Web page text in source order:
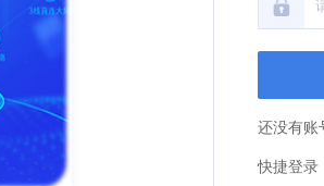
还没有账
快捷登录